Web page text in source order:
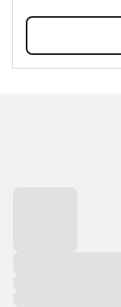
z dílny Romana
Ricci. Život je
potěšení, říká
pro parfém,